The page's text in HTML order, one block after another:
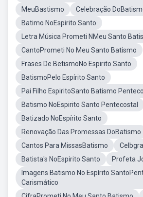
MeuBastismo
Celebração
Batimo NoEspirito Santo
Letra Música Prometi NMeu Santo
CantoPrometi No Meu Santo Batismo
Frases De BetismoNo Espirito Santo
BatismoPelo Espírito Santo
Pai Filho EspiritoSanto Batismo
Batismo NoEspirito Santo Pentecostal
Batizado NoEspírito Santo
Renovação Das Promessas DoBatismo
Cantos Para MissasBatismo
Batista's NoEspirito Santo
Profeta
Imagens Batismo No Espírito
Carismático